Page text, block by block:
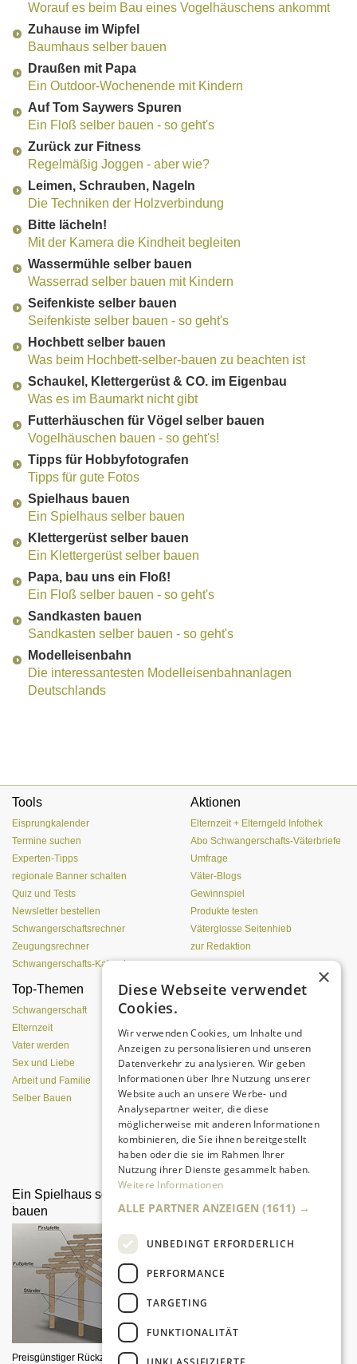
Worauf es beim Bau eines Vogelhäuschens ankommt
Zuhause im Wipfel
Baumhaus selber bauen
Draußen mit Papa
Ein Outdoor-Wochenende mit Kindern
Auf Tom Saywers Spuren
Ein Floß selber bauen - so geht's
Zurück zur Fitness
Regelmäßig Joggen - aber wie?
Leimen, Schrauben, Nageln
Die Techniken der Holzverbindung
Bitte lächeln!
Mit der Kamera die Kindheit begleiten
Wassermühle selber bauen
Wasserrad selber bauen mit Kindern
Seifenkiste selber bauen
Seifenkiste selber bauen - so geht's
Hochbett selber bauen
Was beim Hochbett-selber-bauen zu beachten ist
Schaukel, Klettergerüst & CO. im Eigenbau
Was es im Baumarkt nicht gibt
Futterhäuschen für Vögel selber bauen
Vogelhäuschen bauen - so geht's!
Tipps für Hobbyfotografen
Tipps für gute Fotos
Spielhaus bauen
Ein Spielhaus selber bauen
Klettergerüst selber bauen
Ein Klettergerüst selber bauen
Papa, bau uns ein Floß!
Ein Floß selber bauen - so geht's
Sandkasten bauen
Sandkasten selber bauen - so geht's
Modelleisenbahn
Die interessantesten Modelleisenbahnanlagen
Deutschlands
Tools
Eisprungkalender
Termine suchen
Experten-Tipps
regionale Banner schalten
Quiz und Tests
Newsletter bestellen
Schwangerschaftsrechner
Zeugungsrechner
Schwangerschafts-Kalender
Aktionen
Elternzeit + Elterngeld Infothek
Abo Schwangerschafts-Väterbriefe
Umfrage
Väter-Blogs
Gewinnspiel
Produkte testen
Väterglosse Seitenhieb
zur Redaktion
Top-Themen
Schwangerschaft
Elternzeit
Vater werden
Sex und Liebe
Arbeit und Familie
Selber Bauen
Einen Lehmofen
Da sind Kinder mit Begeisterung
dabei.
Ein Spielhaus selber
bauen
Preisgünstiger Rückzugsbereich für
selber bauen
So geht's!
×
Diese Webseite verwendet
Cookies.
Wir verwenden Cookies, um Inhalte und
Anzeigen zu personalisieren und unseren
Datenverkehr zu analysieren. Wir geben
Informationen über Ihre Nutzung unserer
Website auch an unsere Werbe- und
Analysepartner weiter, die diese
möglicherweise mit anderen Informationen
kombinieren, die Sie ihnen bereitgestellt
haben oder die sie im Rahmen Ihrer
Nutzung ihrer Dienste gesammelt haben.
Weitere Informationen
ALLE PARTNER ANZEIGEN (1611) →
UNBEDINGT ERFORDERLICH
PERFORMANCE
TARGETING
FUNKTIONALITÄT